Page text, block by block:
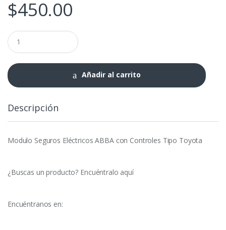
$450.00
Modulo
Seguros
Eléctricos
ABBA
con
Controles
Tipo
cantidad
Añadir al carrito
Descripción
Modulo Seguros Eléctricos ABBA con Controles Tipo Toyota
¿Buscas un producto? Encuéntralo aquí
Encuéntranos en: